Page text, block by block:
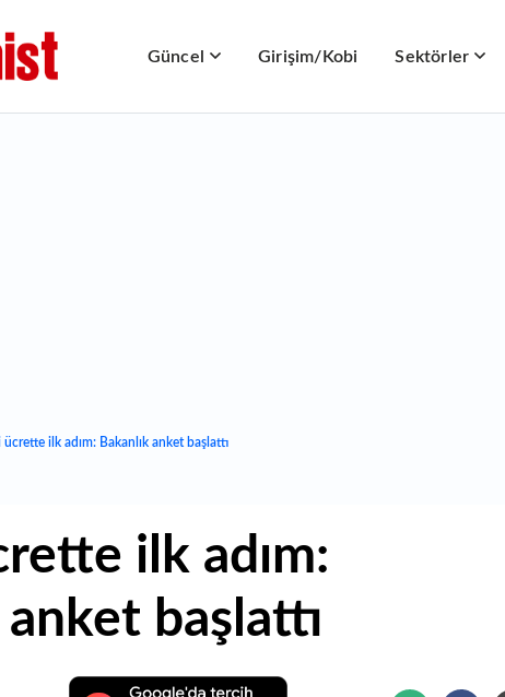
Güncel Girişim/Kobi Sektörler
ücrette ilk adım: Bakanlık anket başlattı
ilk adım:
anket başlattı